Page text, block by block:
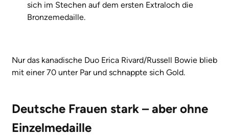
sich im Stechen auf dem ersten Extraloch die
Bronzemedaille.
Nur das kanadische Duo Erica Rivard/Russell Bowie blieb
mit einer 70 unter Par und schnappte sich Gold.
Deutsche Frauen stark – aber ohne
Einzelmedaille